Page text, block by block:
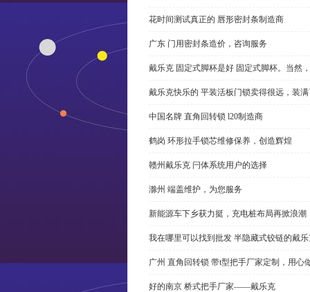
花时间测试真正的 唇形密封条制造商
广东 门用密封条造价，咨询服务
戴乐克 固定式脚杯是好 固定式脚杯。当然
戴乐克快乐的 平装活板门锁卖得很远，装
中国名牌 直角回转锁 l20制造商
鹤岗 环形拉手锁芯维修保养，创造辉煌
赣州戴乐克 闩体系统用户的选择
滁州 端盖维护，为您服务
新能源车下乡获力挺，充电桩布局再掀浪潮
我在哪里可以找到批发 半隐藏式铰链的戴
广州 直角回转锁 带t型把手厂家定制，用心
好的南京 桥式把手厂家——戴乐克